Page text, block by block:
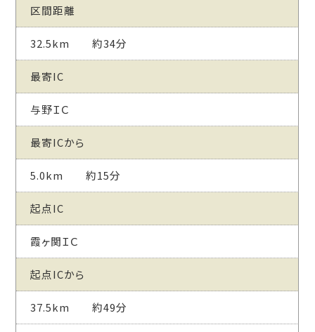
区間距離
32.5km 約34分
最寄IC
与野ＩＣ
最寄ICから
5.0km 約15分
起点IC
霞ヶ関ＩＣ
起点ICから
37.5km 約49分